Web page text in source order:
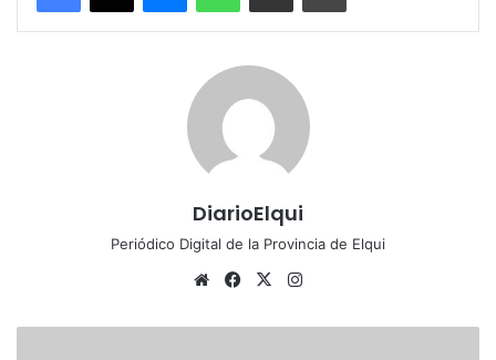
DiarioElqui
Periódico Digital de la Provincia de Elqui
Sitio
Facebook
X